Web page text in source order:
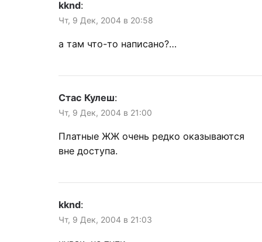
kknd:
Чт, 9 Дек, 2004 в 20:58
а там что-то написано?…
Стас Кулеш:
Чт, 9 Дек, 2004 в 21:00
Платные ЖЖ очень редко оказываются
вне доступа.
kknd:
Чт, 9 Дек, 2004 в 21:03